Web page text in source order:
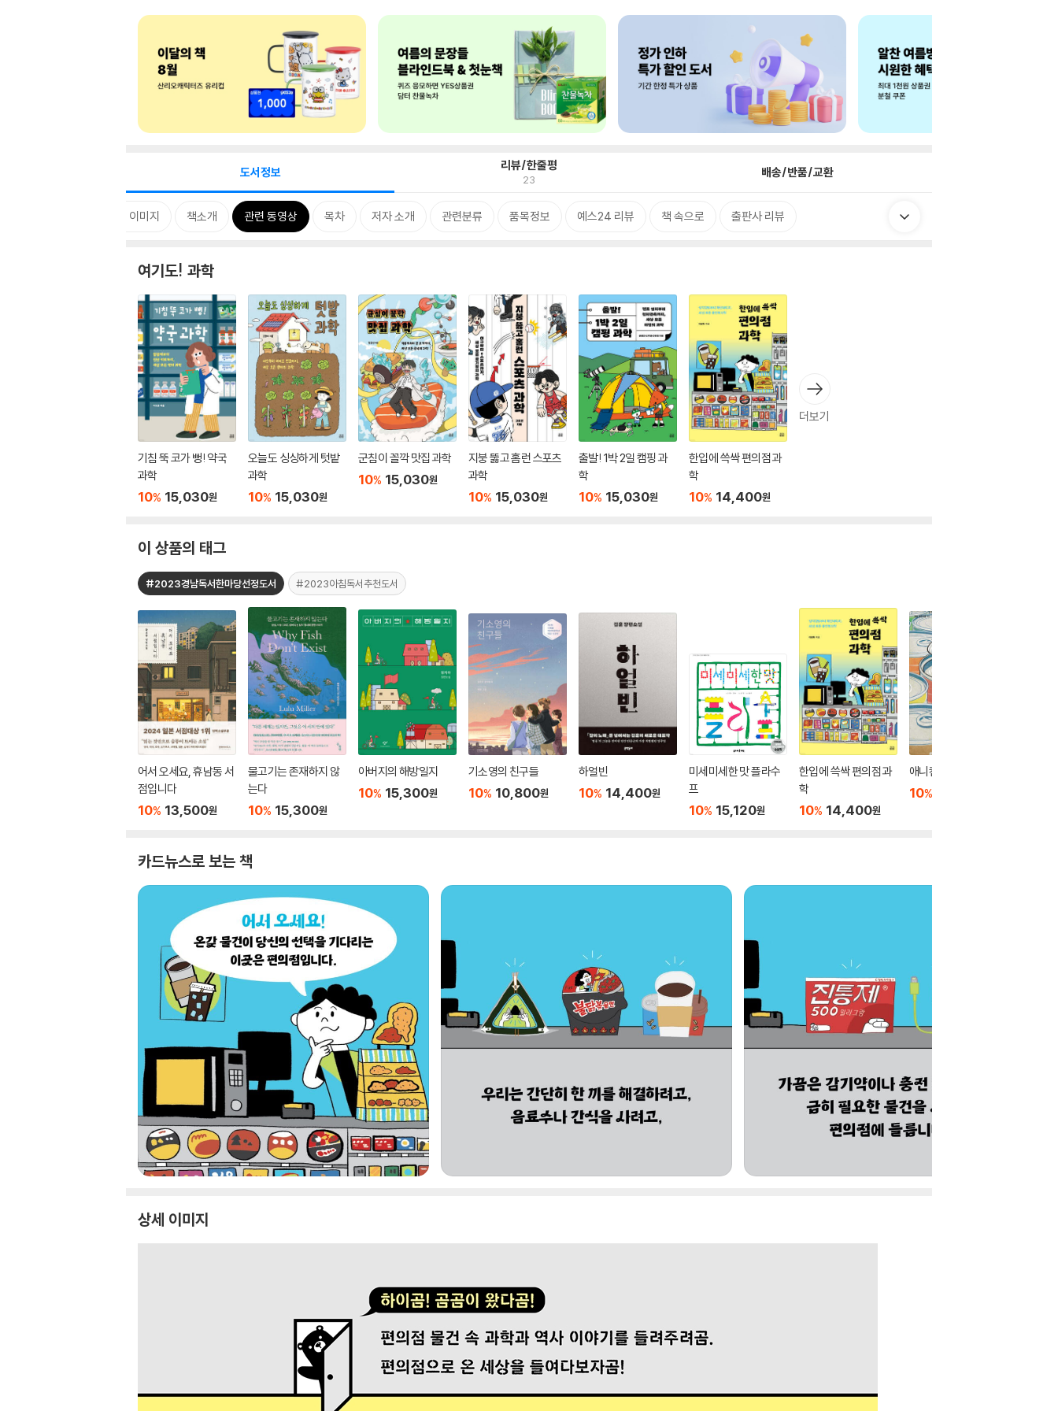
도서정보 리뷰/한줄평
23 배송/반품/교환
상세 이미지 책소개 관련 동영상 목차 저자 소개 관련분류 품목정보 예스24 리뷰 책 속으로 출판사 리뷰
여기도! 과학
기침 뚝 코가 뻥! 약국
과학
10% 15,030원
오늘도 싱싱하게 텃밭
과학
10% 15,030원
군침이 꼴깍 맛집 과학
10% 15,030원
지붕 뚫고 홈런 스포츠
과학
10% 15,030원
출발! 1박 2일 캠핑 과
학
10% 15,030원
한입에 쓱싹 편의점 과
학
10% 14,400원
더보기
이 상품의 태그
#2023경남독서한마당선정도서 #2023아침독서추천도서
어서 오세요, 휴남동 서
점입니다
10% 13,500원
물고기는 존재하지 않
는다
10% 15,300원
아버지의 해방일지
10% 15,300원
기소영의 친구들
10% 10,800원
하얼빈
10% 14,400원
미세미세한 맛 플라수
프
10% 15,120원
한입에 쓱싹 편의점 과
학
10% 14,400원
애니캔
10%
카드뉴스로 보는 책
상세 이미지